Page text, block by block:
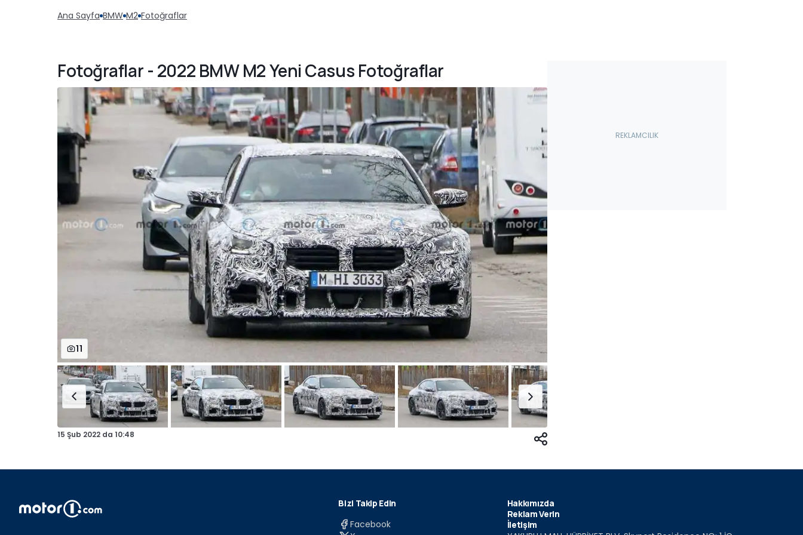
Ana Sayfa BMW M2 Fotoğraflar
Fotoğraflar - 2022 BMW M2 Yeni Casus Fotoğraflar
11
15 Şub 2022 da 10:48
Bizi Takip Edin
Facebook
Hakkımızda
Reklam Verin
İletişim